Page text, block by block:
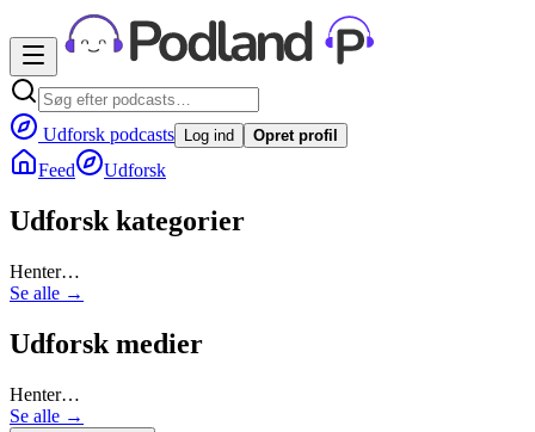
Udforsk podcasts Log ind Opret profil
Feed Udforsk
Udforsk kategorier
Henter…
Se alle →
Udforsk medier
Henter…
Se alle →